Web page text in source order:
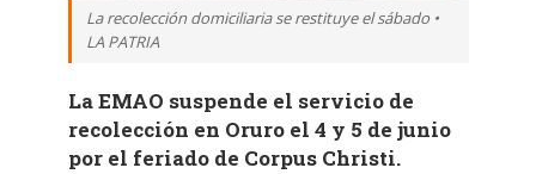
La recolección domiciliaria se restituye el sábado •
LA PATRIA
La EMAO suspende el servicio de
recolección en Oruro el 4 y 5 de junio
por el feriado de Corpus Christi.